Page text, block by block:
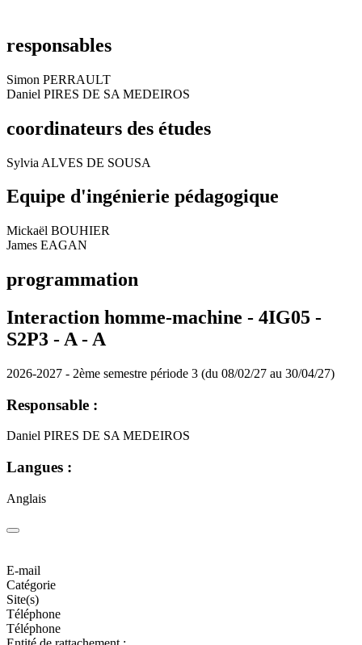
responsables
Simon PERRAULT
Daniel PIRES DE SA MEDEIROS
coordinateurs des études
Sylvia ALVES DE SOUSA
Equipe d'ingénierie pédagogique
Mickaël BOUHIER
James EAGAN
programmation
Interaction homme-machine - 4IG05 -
S2P3 - A - A
2026-2027 - 2ème semestre période 3 (du 08/02/27 au 30/04/27)
Responsable :
Daniel PIRES DE SA MEDEIROS
Langues :
Anglais
E-mail
Catégorie
Site(s)
Téléphone
Téléphone